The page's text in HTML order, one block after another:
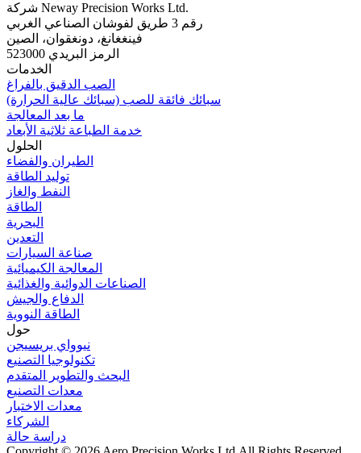
شركة Neway Precision Works Ltd.
رقم 3 طريق لفوشان الصناعي الغربي
فينغغانغ، دونغقوان، الصين
الرمز البريدي 523000
الخدمات
الصب الدقيق بالفراغ
سبائك فائقة للصب (سبائك عالية الحرارة)
ما بعد المعالجة
خدمة الطباعة ثلاثية الأبعاد
الحلول
الطيران والفضاء
توليد الطاقة
النفط والغاز
الطاقة
البحرية
التعدين
صناعة السيارات
المعالجة الكيميائية
الصناعات الدوائية والغذائية
الدفاع والجيش
الطاقة النووية
حول
نيوواي بريسيجن
تكنولوجيا التصنيع
البحث والتطوير المتقدم
معدات التصنيع
معدات الاختبار
الشركاء
دراسة حالة